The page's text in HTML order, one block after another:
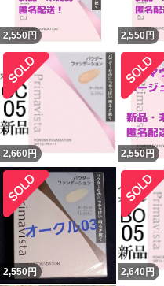
2,550円 2,550円
2,660 円 2,550円
2,550円 2,640 円